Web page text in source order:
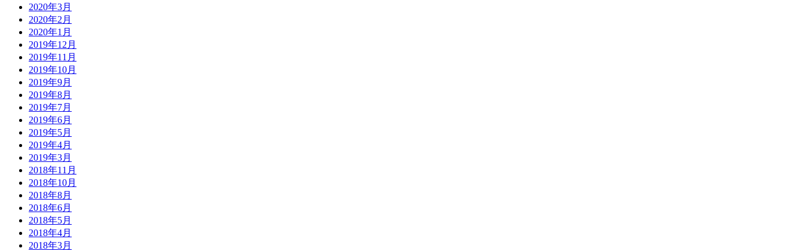
2020年3月
2020年2月
2020年1月
2019年12月
2019年11月
2019年10月
2019年9月
2019年8月
2019年7月
2019年6月
2019年5月
2019年4月
2019年3月
2018年11月
2018年10月
2018年8月
2018年6月
2018年5月
2018年4月
2018年3月